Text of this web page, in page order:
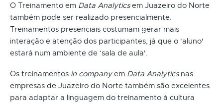
O Treinamento em Data Analyticsem Juazeiro do Norte
também pode ser realizado presencialmente.
Treinamentos presenciais costumam gerar mais
interação e atenção dos participantes, já que o 'aluno'
estará num ambiente de ‘sala de aula'.
Os treinamentos in companyem Data Analyticsnas
empresas de Juazeiro do Norte também são excelentes
para adaptar a linguagem do treinamento à cultura